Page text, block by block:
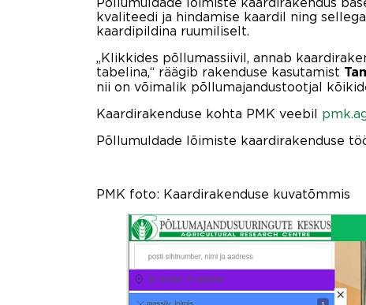
kvaliteedi ja hindamise kaardil ning
kaardipildina ruumiliselt.
„Klikkides põllumassiivil, annab
tabelina,“ räägib rakenduse kasutamist
nii on võimalik põllumajandustootjal
Kaardirakenduse kohta PMK veebil
Põllumuldade lõimiste kaardirakenduse
PMK foto: Kaardirakenduse kuvatõmmis